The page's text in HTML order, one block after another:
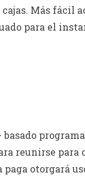
Más fácil
para el
reunirse para
otorgará